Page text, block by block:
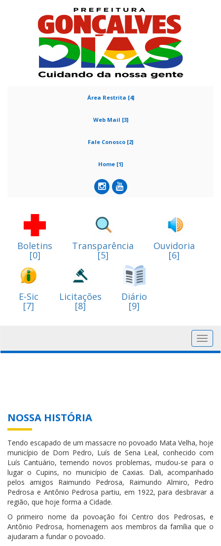
Área Restrita [4]
Web Mail [3]
Fale Conosco [2]
Home [1]
Boletins
[0]
Transparência
[5]
Ouvidoria
[6]
E-Sic
[7]
Licitações
[8]
Diário
[9]
NOSSA HISTÓRIA
Tendo escapado de um massacre no povoado Mata Velha, hoje
município de Dom Pedro, Luís de Sena Leal, conhecido com
Luís Cantuário, temendo novos problemas, mudou-se para o
lugar o Cupins, no município de Caxias. Dali, acompanhado
pelos amigos Raimundo Pedrosa, Raimundo Almiro, Pedro
Pedrosa e Antônio Pedrosa partiu, em 1922, para desbravar a
região, que hoje forma a Cidade.
O primeiro nome da povoação foi Centro dos Pedrosas, e
Antônio Pedrosa, homenagem aos membros da família que o
ajudaram a fundar o povoado.